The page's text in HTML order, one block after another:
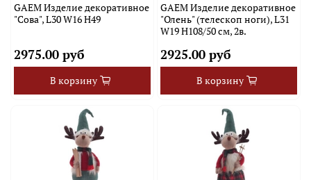
GAEM Изделие декоративное
"Сова", L30 W16 H49
2975.00 руб
В корзину
GAEM Изделие декоративное
"Олень" (телескоп ноги), L31
W19 H108/50 см, 2в.
2925.00 руб
В корзину